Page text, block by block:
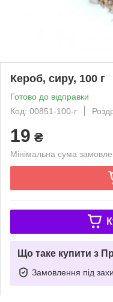
Кероб, сиру, 100 г
Готово до відправки
Код: 00851-100-г
19 ₴
Мінімальна сума
Що таке купити з
Замовлення під